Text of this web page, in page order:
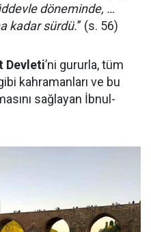
döneminde, …
kadar sürdü.” (s. 56)
Devleti’ni gururla, tüm
kahramanları ve bu
sağlayan İbnul-